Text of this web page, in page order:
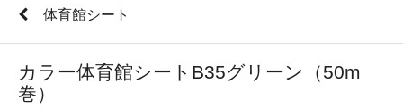
体育館シート
カラー体育館シートB35グリーン（50m
巻）